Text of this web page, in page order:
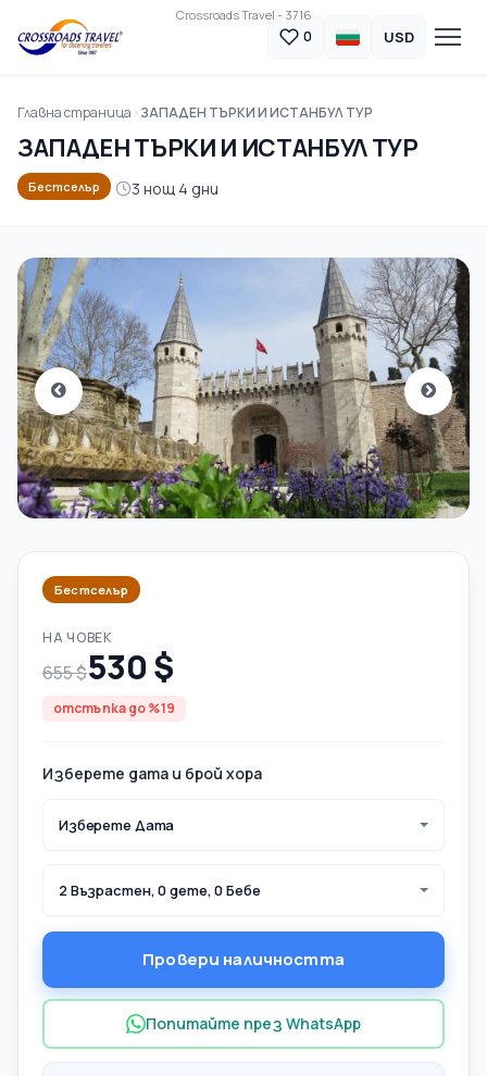
Crossroads Travel - 3716
0 USD
Главна страница ЗАПАДЕН ТЪРКИ И ИСТАНБУЛ ТУР
ЗАПАДЕН ТЪРКИ И ИСТАНБУЛ ТУР
Бестселър 3 нощ 4 дни
Бестселър
НА ЧОВЕК
655 $530 $
отстъпка до %19
Изберете дата и брой хора
Изберете Дата
2 Възрастен, 0 дете, 0 Бебе
Провери наличността
Попитайте през WhatsApp